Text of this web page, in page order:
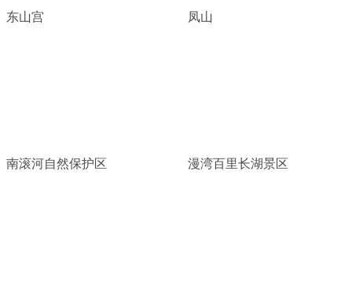
东山宫 凤山
南滚河自然保护区 漫湾百里长湖景区